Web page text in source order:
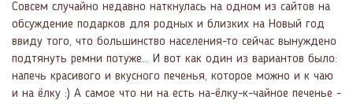
Совсем случайно недавно наткнулась на одном из сайтов на
обсуждение подарков для родных и близких на Новый год
ввиду того, что большинство населения-то сейчас вынуждено
подтянуть ремни потуже... И вот как один из вариантов было:
напечь красивого и вкусного печенья, которое можно и к чаю
и на ёлку :) А самое что ни на есть на-ёлку-к-чайное печенье -